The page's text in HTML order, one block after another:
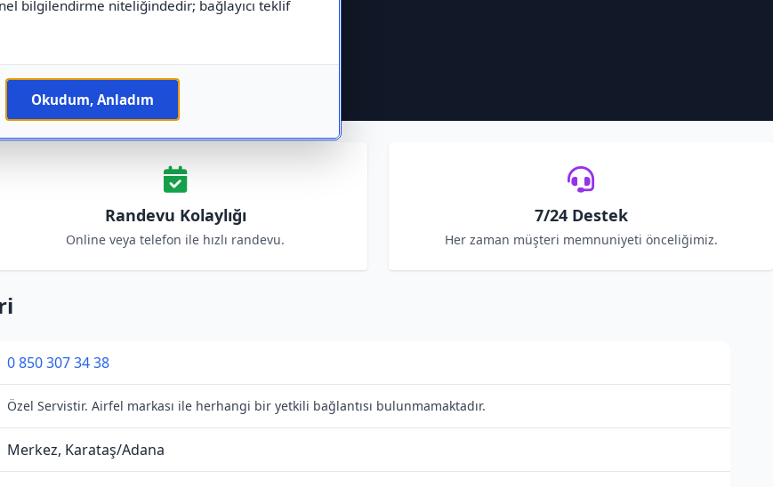
bilgilendirme niteliğindedir; bağlayıcı teklif
Okudum, Anladım
Randevu Kolaylığı
Online veya telefon ile hızlı randevu.
7/24 Destek
Her zaman müşteri memnuniyeti önceliğimiz.
0 850 307 34 38
Özel Servistir. Airfel markası ile herhangi bir yetkili bağlantısı bulunmamaktadır.
Merkez, Karataş/Adana